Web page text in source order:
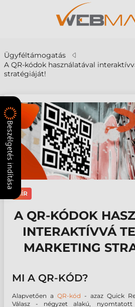
Ügyféltámogatás
A QR-kódok használatával
stratégiáját!
HÍR
A QR-KÓDOK
INTERAKTÍVVÁ
MARKETING
MI A QR-KÓD?
Alapvetően a QR-kód - azaz Quick
Válasz - négyzet alakú,
Beszélgetés indítása